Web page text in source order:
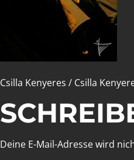
Csilla Kenyeres / Csilla
Deine E-Mail-Adresse wird